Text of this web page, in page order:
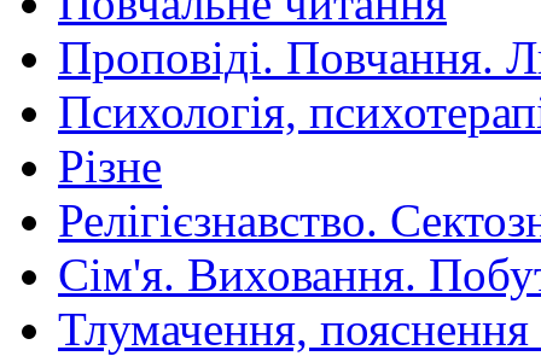
Проповіді. Повчання.
Психологія,
Різне
Релігієзнавство.
Сім'я. Виховання.
Тлумачення,